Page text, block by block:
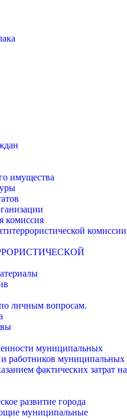
имущества
комиссия
комиссии
личным вопросам.
муниципальных
муниципальных
фактических затрат на
развитие города
муниципальные